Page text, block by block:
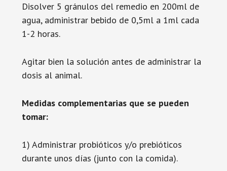
Disolver 5 gránulos del remedio en 200ml de
agua, administrar bebido de 0,5ml a 1ml cada
1-2 horas.
Agitar bien la solución antes de administrar la
dosis al animal.
Medidas complementarias que se pueden
tomar:
1) Administrar probióticos y/o prebióticos
durante unos días (junto con la comida).